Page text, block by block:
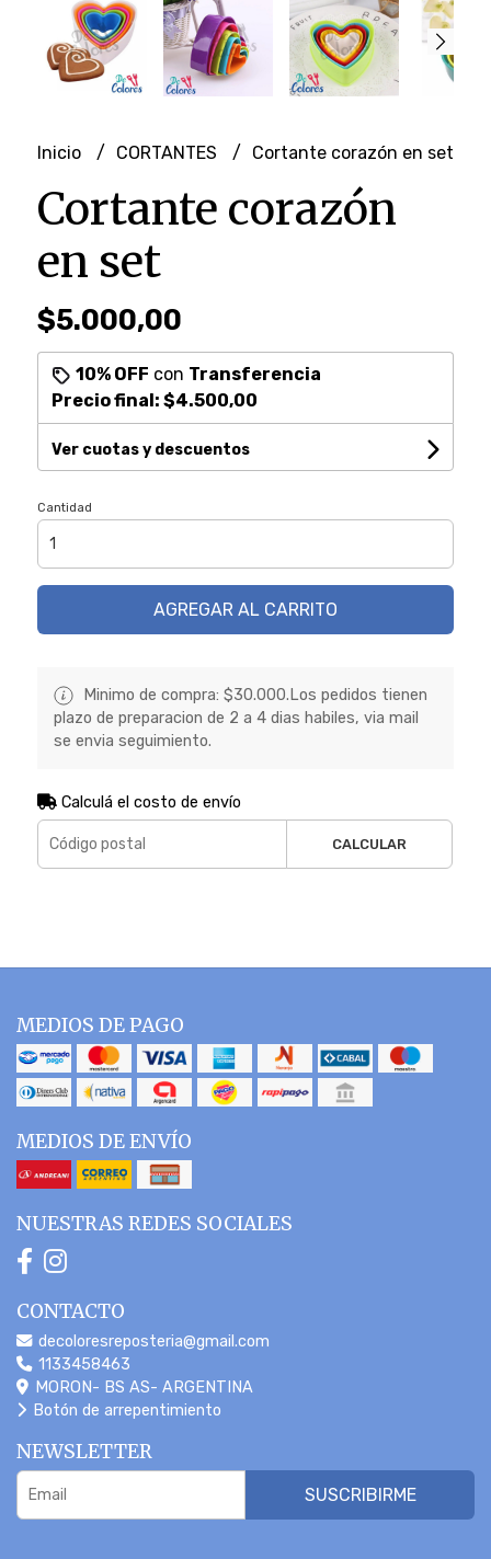
Inicio CORTANTES Cortante corazón en set
Cortante corazón
en set
$5.000,00
10% OFF con Transferencia
Precio final: $4.500,00
Ver cuotas y descuentos
Cantidad
AGREGAR AL CARRITO
Minimo de compra: $30.000.Los pedidos tienen
plazo de preparacion de 2 a 4 dias habiles, via mail
se envia seguimiento.
Calculá el costo de envío
CALCULAR
MEDIOS DE PAGO
MEDIOS DE ENVÍO
NUESTRAS REDES SOCIALES
CONTACTO
decoloresreposteria@gmail.com
1133458463
MORON- BS AS- ARGENTINA
Botón de arrepentimiento
NEWSLETTER
SUSCRIBIRME